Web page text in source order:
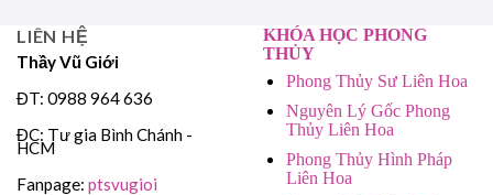
LIÊN HỆ
Thầy Vũ Giới
ĐT: 0988 964 636
ĐC: Tư gia Bình Chánh -
HCM
Fanpage: ptsvugioi
KHÓA HỌC PHONG
THỦY
Phong Thủy Sư Liên Hoa
Nguyên Lý Gốc Phong
Thủy Liên Hoa
Phong Thủy Hình Pháp
Liên Hoa